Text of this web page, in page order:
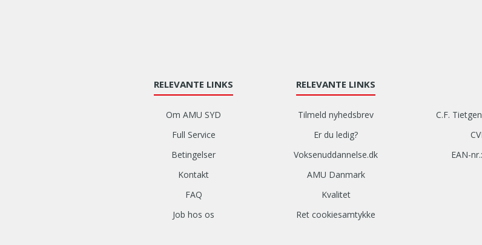
RELEVANTE LINKS
Om AMU SYD
Full Service
Betingelser
Kontakt
FAQ
Job hos os
RELEVANTE LINKS
Tilmeld nyhedsbrev
Er du ledig?
Voksenuddannelse.dk
AMU Danmark
Kvalitet
Ret cookiesamtykke
C.F.
EAN-